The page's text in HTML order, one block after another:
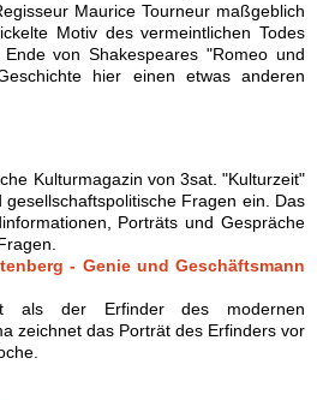
Maurice Tourneur maßgeblich
Motiv des vermeintlichen Todes
von Shakespeares "Romeo und
hier einen etwas anderen
Kulturmagazin von 3sat. "Kulturzeit"
Fragen ein. Das
Porträts und Gespräche
- Genie und Geschäftsmann
als der Erfinder des modernen
zeichnet das Porträt des Erfinders vor